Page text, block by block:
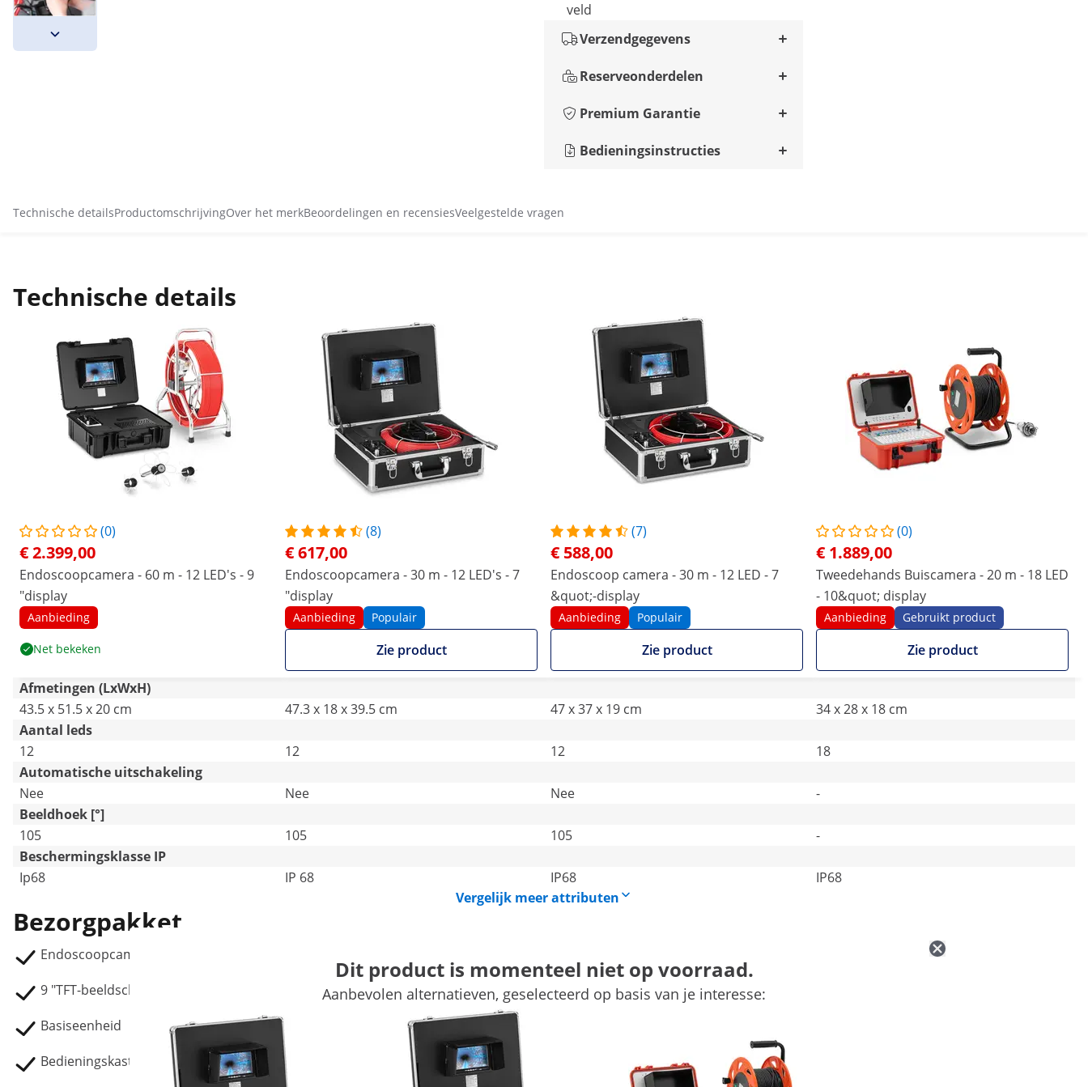
veld
Verzendgegevens
Reserveonderdelen
Premium Garantie
Bedieningsinstructies
Technische detailsProductomschrijvingOver het merkBeoordelingen en recensiesVeelgestelde vragen
Technische details
(0)
€ 2.399,00
Endoscoopcamera - 60 m - 12 LED's - 9
"display
Aanbieding
Net bekeken
(8)
€ 617,00
Endoscoopcamera - 30 m - 12 LED's - 7
"display
Aanbieding Populair
Zie product
(7)
€ 588,00
Endoscoop camera - 30 m - 12 LED - 7
&quot;-display
Aanbieding Populair
Zie product
(0)
€ 1.889,00
Tweedehands Buiscamera - 20 m - 18 LED
- 10&quot; display
Aanbieding Gebruikt product
Zie product
Afmetingen (LxWxH)
43.5 x 51.5 x 20 cm
47.3 x 18 x 39.5 cm 47 x 37 x 19 cm
34 x 28 x 18 cm
Aantal leds
12
12 12
18
Automatische uitschakeling
Nee
Nee Nee
-
Beeldhoek [°]
105
105 105
-
Beschermingsklasse IP
Ip68
IP 68 IP68
IP68
Vergelijk meer attributen
Bezorgpakket
Endoscoopcamera SBS-EC-670
9 "TFT-beeldscherm
Basiseenheid
Bedieningskast
Dit product is momenteel niet op voorraad.
Aanbevolen alternatieven, geselecteerd op basis van je interesse: